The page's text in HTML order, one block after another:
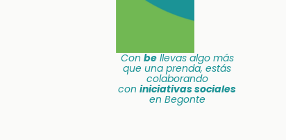
Conbellevas algo más
que una prenda, estás
colaborando
coniniciativas sociales
en Begonte